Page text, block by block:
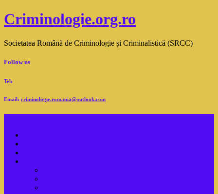
Criminologie.org.ro
Societatea Română de Criminologie și Criminalistică (SRCC)
Follow us
Tel:
Email: criminologie.romania@outlook.com